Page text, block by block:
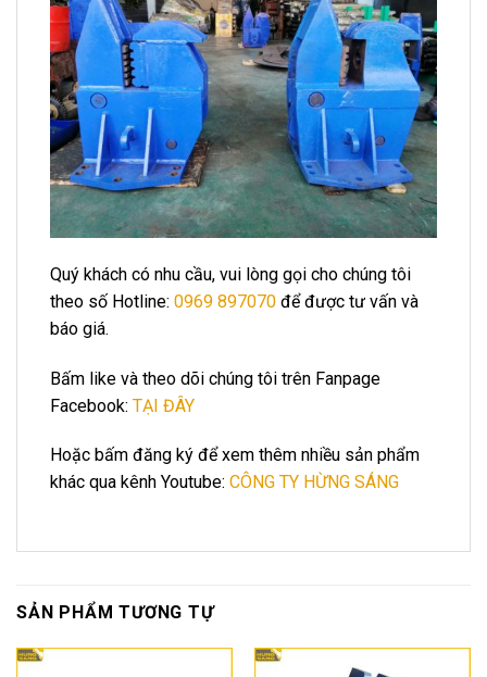
Quý khách có nhu cầu, vui lòng gọi cho chúng tôi
theo số Hotline: 0969 897070 để được tư vấn và
báo giá.
Bấm like và theo dõi chúng tôi trên Fanpage
Facebook: TẠI ĐÂY
Hoặc bấm đăng ký để xem thêm nhiều sản phẩm
khác qua kênh Youtube: CÔNG TY HỪNG SÁNG
SẢN PHẨM TƯƠNG TỰ